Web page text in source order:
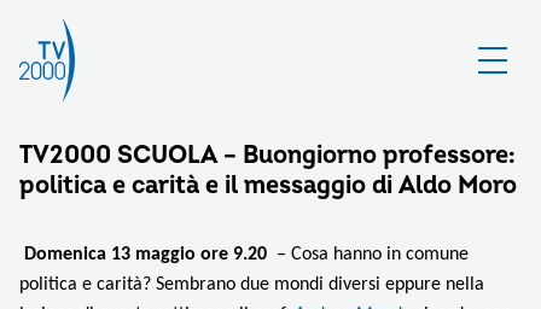
TV2000 SCUOLA – Buongiorno professore:
politica e carità e il messaggio di Aldo Moro
Domenica 13 maggio ore 9.20 – Cosa hanno in comune
politica e carità? Sembrano due mondi diversi eppure nella